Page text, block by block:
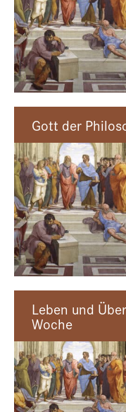
Gott der
Leben und
Woche